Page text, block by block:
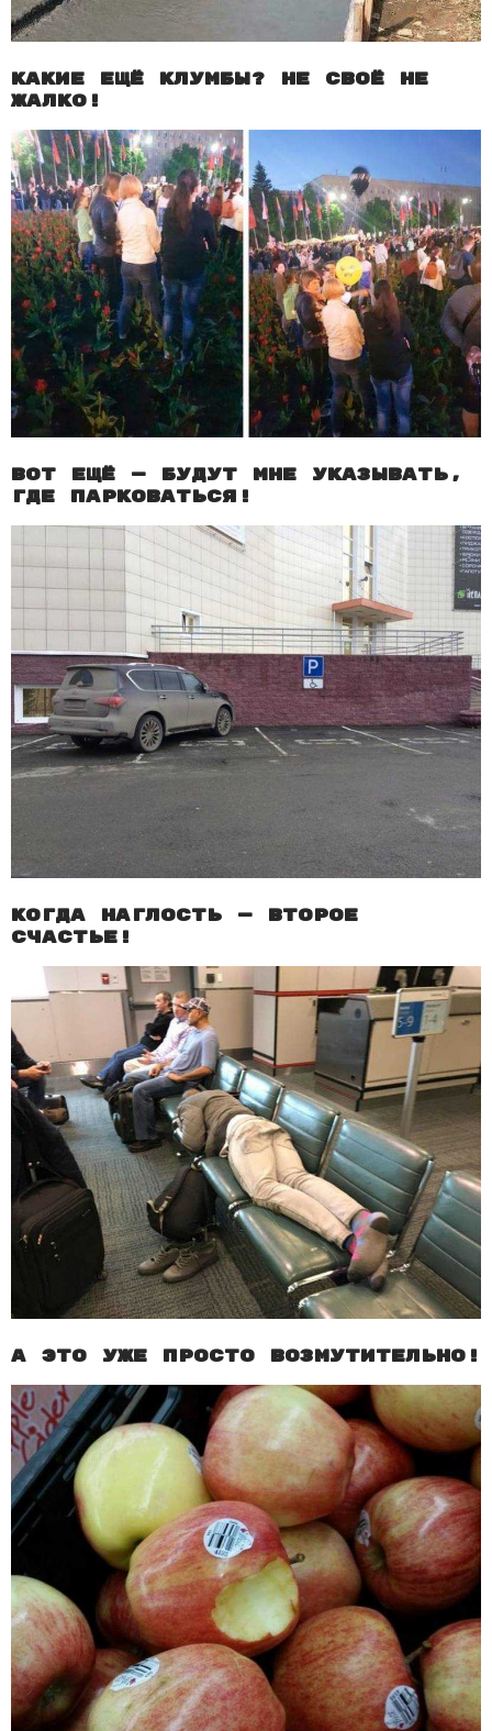
Какие ещё клумбы? Не своё не
жалко!
Вот ещё — будут мне указывать,
где парковаться!
Когда наглость — второе
счастье!
А это уже просто возмутительно!